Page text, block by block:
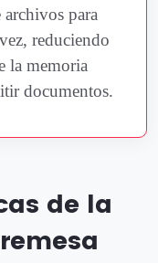
archivos para
reduciendo
la memoria
documentos.
de la